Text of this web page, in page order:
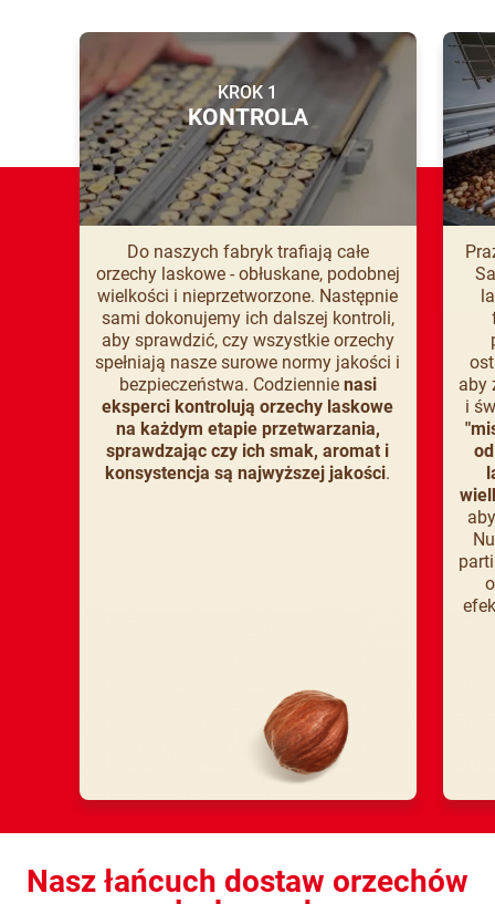
KROK 1
KONTROLA
Do naszych fabryk trafiają całe
orzechy laskowe - obłuskane, podobnej
wielkości i nieprzetworzone. Następnie
sami dokonujemy ich dalszej kontroli,
aby sprawdzić, czy wszystkie orzechy
spełniają nasze surowe normy jakości i
bezpieczeństwa. Codziennie nasi
eksperci kontrolują orzechy laskowe
na każdym etapie przetwarzania,
sprawdzając czy ich smak, aromat i
konsystencja są najwyższej jakości.
aby
i
Nasz łańcuch dostaw orzechów